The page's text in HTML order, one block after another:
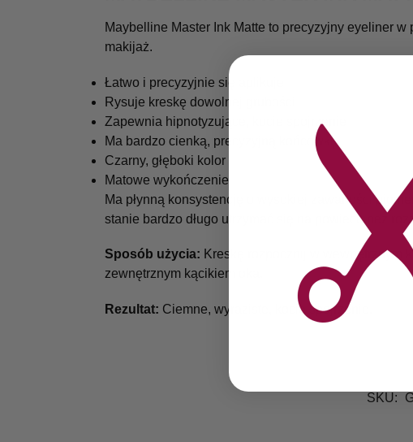
Maybelline Master Ink Matte to precyzyjny eyeliner
makijaż.
Łatwo i precyzyjnie się aplikuje
Rysuje kreskę dowolnej grubości
Zapewnia hipnotyzujące, kocie spojrzenie
Ma bardzo cienką, precyzyjną końcówkę
Czarny, głęboki kolor
Matowe wykończenie
Ma płynną konsystencję o wysokiej zawartości
stanie bardzo długo utrzymać się na powiece bez
Sposób użycia: Kreskę rozpocznij w wewnętrznym
zewnętrznym kącikiem oka.
Rezultat: Ciemne, wyraziste, kocie spojrzenie.
SKU: